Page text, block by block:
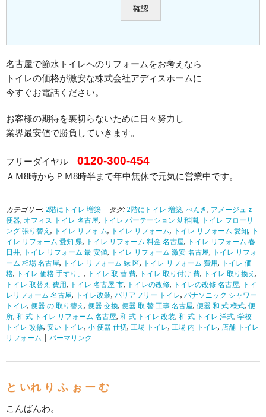
名古屋で節水トイレへのリフォームをお考えなら
トイレの価格が激安な株式会社アディスホームに
今すぐお電話ください。
お客様の期待を裏切らないために日々努力し
業界最安値で勝負していきます。
フリーダイヤル 0120-300-454
ＡＭ8時からＰＭ8時半まで年中無休で元気に営業中です。
カテゴリー: 2階にトイレ 増築 | タグ: 2階にトイレ 増築, べんき, アメージュ z
便器, オフィス トイレ 名古屋, トイレ パーテーション 幼稚園, トイレ フローリ
ング 張り替え , トイレ リフォ ム, トイレ リフォーム, トイレ リフォーム 愛知, ト
イレ リフォーム 愛知 県, トイレ リフォーム 料金 名古屋, トイレ リフォーム 春
日井, トイレ リフォーム 最 安値, トイレ リフォーム 激安 名古屋, トイレ リフォ
ーム 相場 名古屋, トイレ リフォーム 緑 区, トイレ リフォーム 費用, トイレ 価
格, トイレ 価格 手すり、 , トイレ 取 替 費, トイレ 取り付け 費, トイレ 取り換え ,
トイレ 取替え 費用, トイレ 名古屋 市, トイレの改修, トイレの改修 名古屋, トイ
レリフォーム 名古屋, トイレ改装, バリアフリー トイレ, パナソニック シャワー
トイレ, 便器 の 取り替え , 便器 交換, 便器 取 替 工事 名古屋, 便器 和 式 様式, 便
所, 和 式 トイレ リフォーム 名古屋, 和 式 トイレ 改装, 和 式 トイレ 洋式, 学校
トイレ 改修, 安い トイレ, 小 便器 仕切, 工場 トイレ, 工場 内 トイレ, 店舗 トイレ
リフォーム
パーマリンク
と いれ り ふ ぉ ー む
こんばんわ。